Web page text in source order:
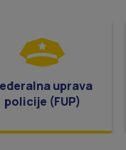
uprava
policije (FUP)